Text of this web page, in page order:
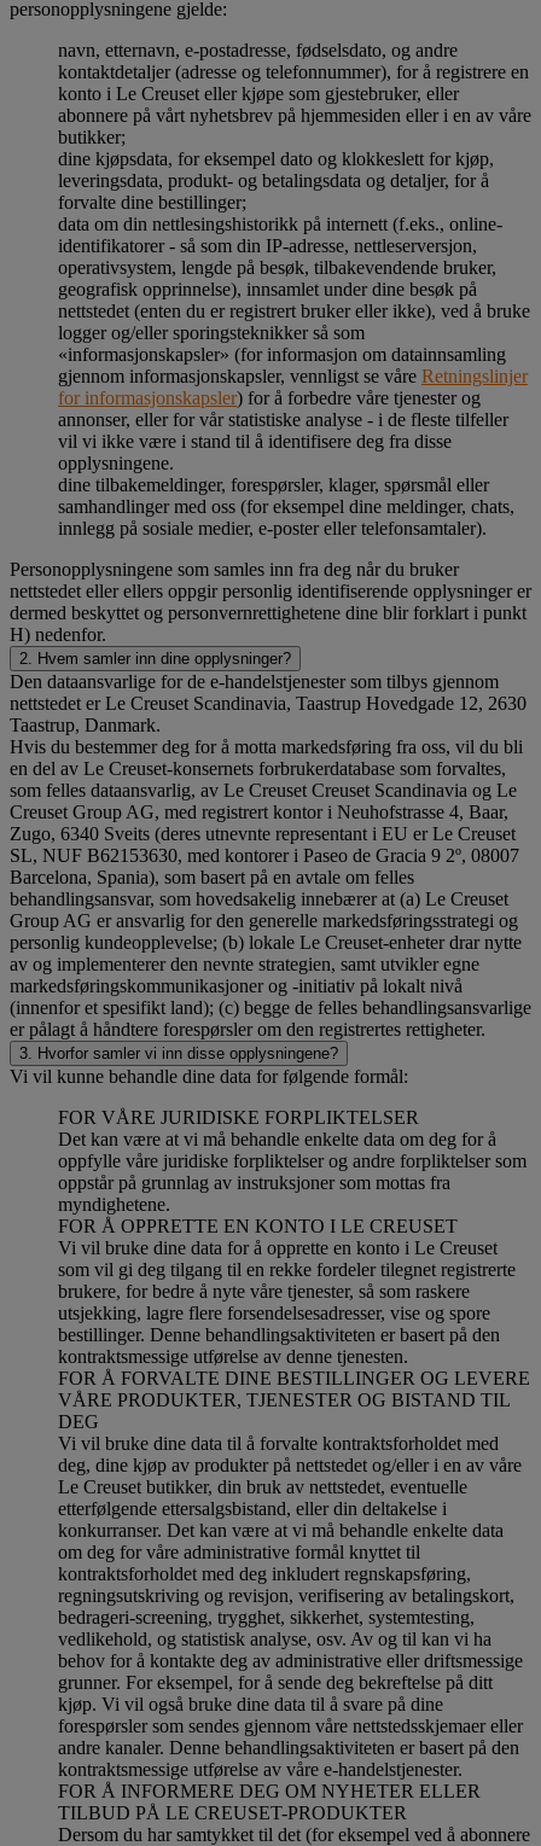
personopplysningene gjelde:
navn, etternavn, e-postadresse, fødselsdato, og andre
kontaktdetaljer (adresse og telefonnummer), for å registrere en
konto i Le Creuset eller kjøpe som gjestebruker, eller
abonnere på vårt nyhetsbrev på hjemmesiden eller i en av våre
butikker;
dine kjøpsdata, for eksempel dato og klokkeslett for kjøp,
leveringsdata, produkt- og betalingsdata og detaljer, for å
forvalte dine bestillinger;
data om din nettlesingshistorikk på internett (f.eks., online-
identifikatorer - så som din IP-adresse, nettleserversjon,
operativsystem, lengde på besøk, tilbakevendende bruker,
geografisk opprinnelse), innsamlet under dine besøk på
nettstedet (enten du er registrert bruker eller ikke), ved å bruke
logger og/eller sporingsteknikker så som
«informasjonskapsler» (for informasjon om datainnsamling
gjennom informasjonskapsler, vennligst se våre Retningslinjer
for informasjonskapsler) for å forbedre våre tjenester og
annonser, eller for vår statistiske analyse - i de fleste tilfeller
vil vi ikke være i stand til å identifisere deg fra disse
opplysningene.
dine tilbakemeldinger, forespørsler, klager, spørsmål eller
samhandlinger med oss (for eksempel dine meldinger, chats,
innlegg på sosiale medier, e-poster eller telefonsamtaler).
Personopplysningene som samles inn fra deg når du bruker
nettstedet eller ellers oppgir personlig identifiserende opplysninger er
dermed beskyttet og personvernrettighetene dine blir forklart i punkt
H) nedenfor.
2. Hvem samler inn dine opplysninger?
Den dataansvarlige for de e-handelstjenester som tilbys gjennom
nettstedet er Le Creuset Scandinavia, Taastrup Hovedgade 12, 2630
Taastrup, Danmark.
Hvis du bestemmer deg for å motta markedsføring fra oss, vil du bli
en del av Le Creuset-konsernets forbrukerdatabase som forvaltes,
som felles dataansvarlig, av Le Creuset Creuset Scandinavia og Le
Creuset Group AG, med registrert kontor i Neuhofstrasse 4, Baar,
Zugo, 6340 Sveits (deres utnevnte representant i EU er Le Creuset
SL, NUF B62153630, med kontorer i Paseo de Gracia 9 2º, 08007
Barcelona, Spania), som basert på en avtale om felles
behandlingsansvar, som hovedsakelig innebærer at (a) Le Creuset
Group AG er ansvarlig for den generelle markedsføringsstrategi og
personlig kundeopplevelse; (b) lokale Le Creuset-enheter drar nytte
av og implementerer den nevnte strategien, samt utvikler egne
markedsføringskommunikasjoner og -initiativ på lokalt nivå
(innenfor et spesifikt land); (c) begge de felles behandlingsansvarlige
er pålagt å håndtere forespørsler om den registrertes rettigheter.
3. Hvorfor samler vi inn disse opplysningene?
Vi vil kunne behandle dine data for følgende formål:
FOR VÅRE JURIDISKE FORPLIKTELSER
Det kan være at vi må behandle enkelte data om deg for å
oppfylle våre juridiske forpliktelser og andre forpliktelser som
oppstår på grunnlag av instruksjoner som mottas fra
myndighetene.
FOR Å OPPRETTE EN KONTO I LE CREUSET
Vi vil bruke dine data for å opprette en konto i Le Creuset
som vil gi deg tilgang til en rekke fordeler tilegnet registrerte
brukere, for bedre å nyte våre tjenester, så som raskere
utsjekking, lagre flere forsendelsesadresser, vise og spore
bestillinger. Denne behandlingsaktiviteten er basert på den
kontraktsmessige utførelse av denne tjenesten.
FOR Å FORVALTE DINE BESTILLINGER OG LEVERE
VÅRE PRODUKTER, TJENESTER OG BISTAND TIL
DEG
Vi vil bruke dine data til å forvalte kontraktsforholdet med
deg, dine kjøp av produkter på nettstedet og/eller i en av våre
Le Creuset butikker, din bruk av nettstedet, eventuelle
etterfølgende ettersalgsbistand, eller din deltakelse i
konkurranser. Det kan være at vi må behandle enkelte data
om deg for våre administrative formål knyttet til
kontraktsforholdet med deg inkludert regnskapsføring,
regningsutskriving og revisjon, verifisering av betalingskort,
bedrageri-screening, trygghet, sikkerhet, systemtesting,
vedlikehold, og statistisk analyse, osv. Av og til kan vi ha
behov for å kontakte deg av administrative eller driftsmessige
grunner. For eksempel, for å sende deg bekreftelse på ditt
kjøp. Vi vil også bruke dine data til å svare på dine
forespørsler som sendes gjennom våre nettstedsskjemaer eller
andre kanaler. Denne behandlingsaktiviteten er basert på den
kontraktsmessige utførelse av våre e-handelstjenester.
FOR Å INFORMERE DEG OM NYHETER ELLER
TILBUD PÅ LE CREUSET-PRODUKTER
Dersom du har samtykket til det (for eksempel ved å abonnere